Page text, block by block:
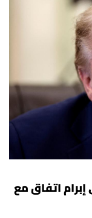
إبرام اتفاق مع